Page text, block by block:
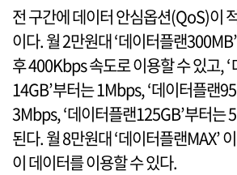
전 구간에 데이터 안심옵션(QoS)이
이다. 월 2만원대 ‘데이터플랜
후 400Kbps 속도로 이용할 수 있고,
14GB’부터는 1Mbps, ‘데이터플랜
3Mbps, ‘데이터플랜125GB’부터는
된다. 월 8만원대 ‘데이터플랜MAX’
이 데이터를 이용할 수 있다.